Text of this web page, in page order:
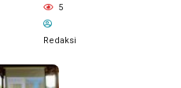
5
Redaksi